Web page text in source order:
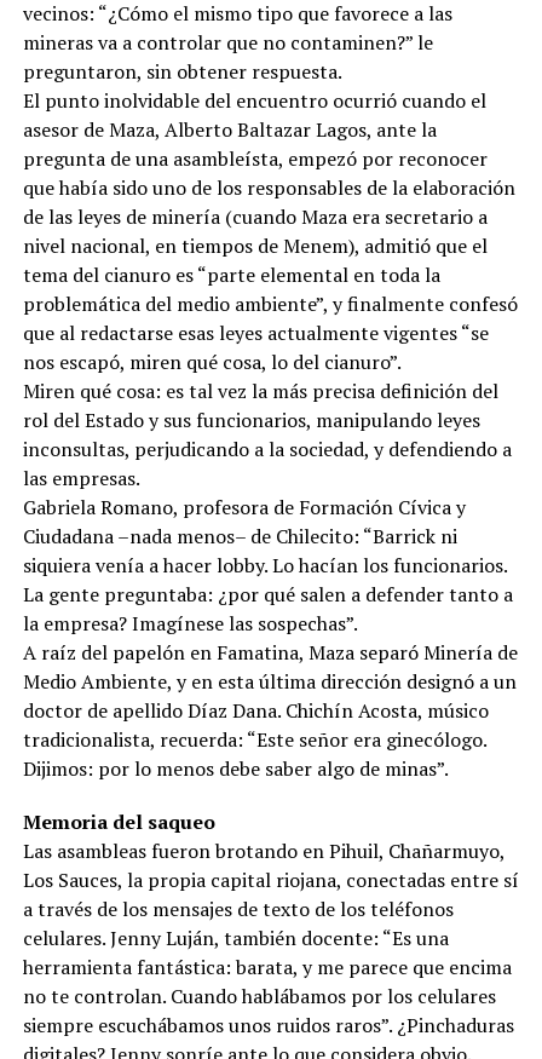
vecinos: “¿Cómo el mismo tipo que favorece a las
mineras va a controlar que no contaminen?” le
preguntaron, sin obtener respuesta.
El punto inolvidable del encuentro ocurrió cuando el
asesor de Maza, Alberto Baltazar Lagos, ante la
pregunta de una asambleísta, empezó por reconocer
que había sido uno de los responsables de la elaboración
de las leyes de minería (cuando Maza era secretario a
nivel nacional, en tiempos de Menem), admitió que el
tema del cianuro es “parte elemental en toda la
problemática del medio ambiente”, y finalmente confesó
que al redactarse esas leyes actualmente vigentes “se
nos escapó, miren qué cosa, lo del cianuro”.
Miren qué cosa: es tal vez la más precisa definición del
rol del Estado y sus funcionarios, manipulando leyes
inconsultas, perjudicando a la sociedad, y defendiendo a
las empresas.
Gabriela Romano, profesora de Formación Cívica y
Ciudadana –nada menos– de Chilecito: “Barrick ni
siquiera venía a hacer lobby. Lo hacían los funcionarios.
La gente preguntaba: ¿por qué salen a defender tanto a
la empresa? Imagínese las sospechas”.
A raíz del papelón en Famatina, Maza separó Minería de
Medio Ambiente, y en esta última dirección designó a un
doctor de apellido Díaz Dana. Chichín Acosta, músico
tradicionalista, recuerda: “Este señor era ginecólogo.
Dijimos: por lo menos debe saber algo de minas”.
Memoria del saqueo
Las asambleas fueron brotando en Pihuil, Chañarmuyo,
Los Sauces, la propia capital riojana, conectadas entre sí
a través de los mensajes de texto de los teléfonos
celulares. Jenny Luján, también docente: “Es una
herramienta fantástica: barata, y me parece que encima
no te controlan. Cuando hablábamos por los celulares
siempre escuchábamos unos ruidos raros”. ¿Pinchaduras